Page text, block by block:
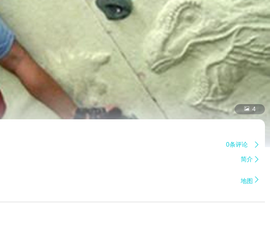
 4
0条评论 
简介 
地图 